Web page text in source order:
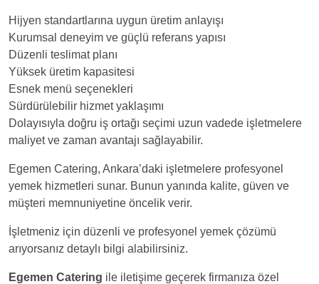
Hijyen standartlarına uygun üretim anlayışı
Kurumsal deneyim ve güçlü referans yapısı
Düzenli teslimat planı
Yüksek üretim kapasitesi
Esnek menü seçenekleri
Sürdürülebilir hizmet yaklaşımı
Dolayısıyla doğru iş ortağı seçimi uzun vadede işletmelere
maliyet ve zaman avantajı sağlayabilir.
Egemen Catering, Ankara’daki işletmelere profesyonel
yemek hizmetleri sunar. Bunun yanında kalite, güven ve
müşteri memnuniyetine öncelik verir.
İşletmeniz için düzenli ve profesyonel yemek çözümü
arıyorsanız detaylı bilgi alabilirsiniz.
Egemen Catering ile iletişime geçerek firmanıza özel